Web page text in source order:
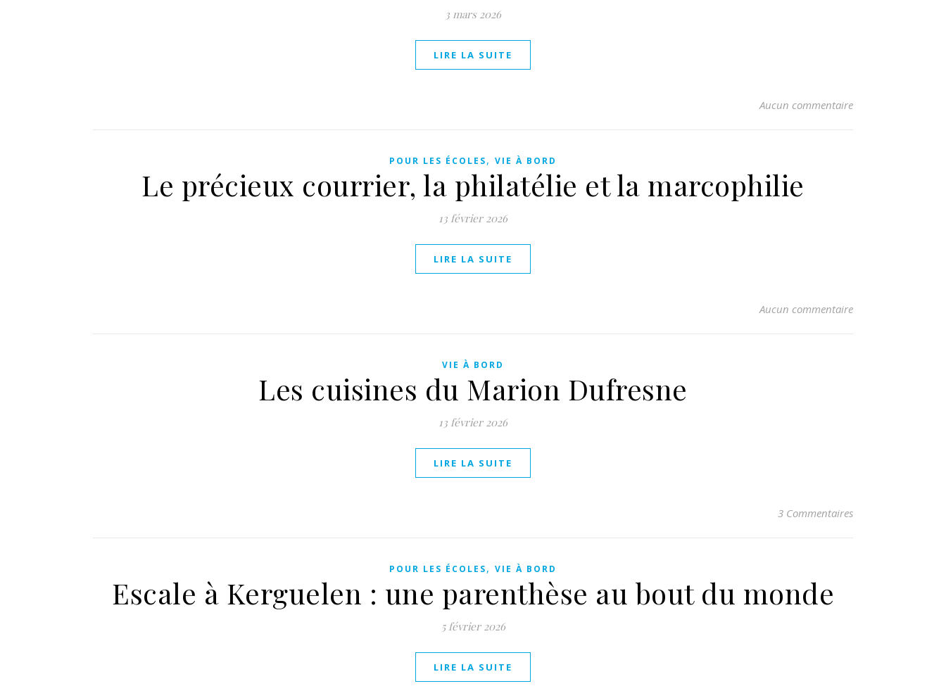
3 mars 2026
LIRE LA SUITE
Aucun commentaire
POUR LES ÉCOLES, VIE À BORD
Le précieux courrier, la philatélie et la marcophilie
13 février 2026
LIRE LA SUITE
Aucun commentaire
VIE À BORD
Les cuisines du Marion Dufresne
13 février 2026
LIRE LA SUITE
3 Commentaires
POUR LES ÉCOLES, VIE À BORD
Escale à Kerguelen : une parenthèse au bout du monde
5 février 2026
LIRE LA SUITE